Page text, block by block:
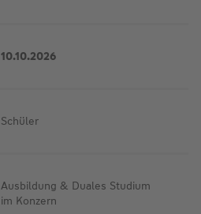
10.10.2026
Schüler
Ausbildung & Duales Studium
im Konzern